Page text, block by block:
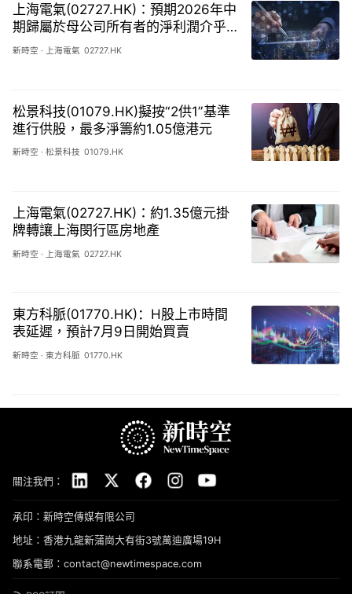
上海電氣(02727.HK)：預期2026年中
期歸屬於母公司所有者的淨利潤介乎
約9.2億人民幣元至10億人民幣元
新時空 · 上海電氣 02727.HK
松景科技(01079.HK)擬按“2供1”基準
進行供股，最多淨籌約1.05億港元
新時空 ·松景科技 01079.HK
上海電氣(02727.HK)：約1.35億元掛
牌轉讓上海閔行區房地產
新時空 · 上海電氣 02727.HK
東方科脈(01770.HK)：H股上市時間
表延遲，預計7月9日開始買賣
新時空 ·東方科脈 01770.HK
關注我們：
承印：新時空傳媒有限公司
地址：香港九龍新蒲崗大有街3號萬迪廣場19H
聯系電郵：contact@newtimespace.com